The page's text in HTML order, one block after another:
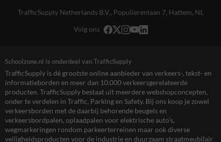
TrafficSupply Netherlands B.V., Populierenlaan 7, Hattem, NL
Volg ons
Schoolzone.nl is onderdeel van TrafficSupply
TrafficSupply is dé grootste online aanbieder van verkeers-, tekst- en
informatieborden en meer dan 10.000 verkeersgerelateerde
producten. TrafficSupply bestaat uit meerdere webshopconcepten,
onder te verdelen in Traffic, Parking en Safety. Bij ons koop je zowel
verkeersborden met de daarbij behorende beugels en
verkeersbordpalen, oplaadpalen voor elektrische auto’s,
wegmarkeringen rondom parkeerterreinen maar ook diverse
veiligheidsproducten voor de industrie en duurzaam straatmeubilair